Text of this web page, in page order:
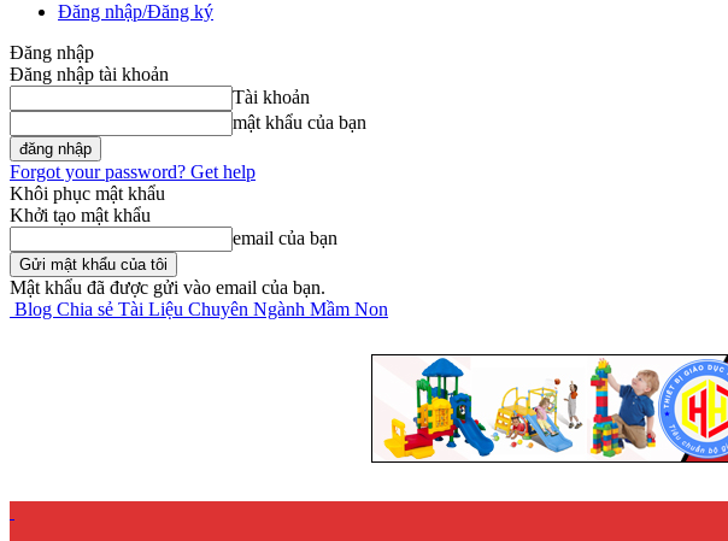
Đăng nhập/Đăng ký
Đăng nhập
Đăng nhập tài khoản
Tài khoản
mật khẩu của bạn
Forgot your password? Get help
Khôi phục mật khẩu
Khởi tạo mật khẩu
email của bạn
Mật khẩu đã được gửi vào email của bạn.
Blog Chia sẻ Tài Liệu Chuyên Ngành Mầm Non